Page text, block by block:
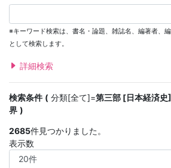
※キーワード検索は、書名・論題、雑誌名、編著者、
として検索します。
詳細検索
検索条件 分類[全て]=第三部 [日本経済
界
2685件見つかりました。
表示数